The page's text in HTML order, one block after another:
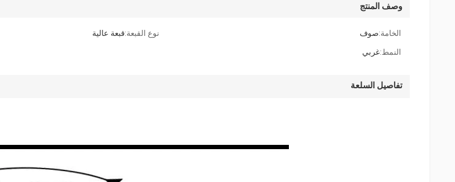
وصف المنتج
الخامة:صوف نوع القبعة:قبعة عالية
النمط:غربي
تفاصيل السلعة